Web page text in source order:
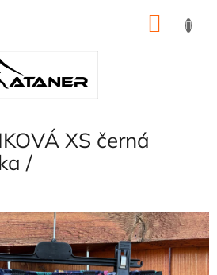
XS černá
/